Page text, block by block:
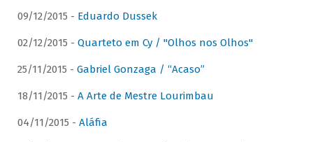
09/12/2015 - Eduardo Dussek
02/12/2015 - Quarteto em Cy / "Olhos nos Olhos"
25/11/2015 - Gabriel Gonzaga / “Acaso”
18/11/2015 - A Arte de Mestre Lourimbau
04/11/2015 - Aláfia